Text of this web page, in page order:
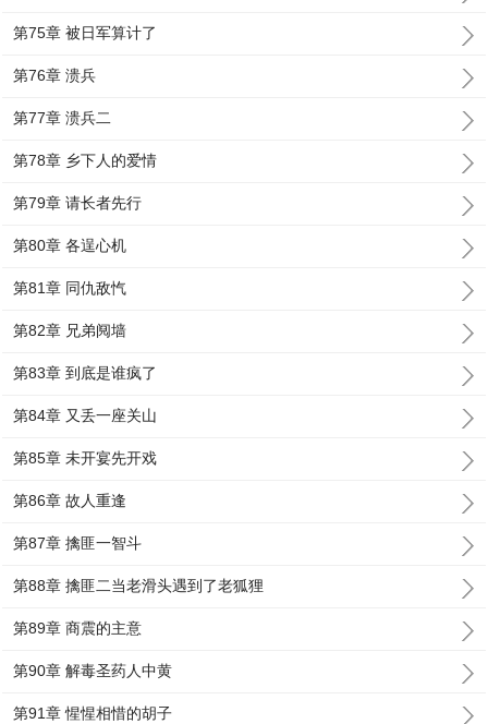
第75章 被日军算计了
第76章 溃兵
第77章 溃兵二
第78章 乡下人的爱情
第79章 请长者先行
第80章 各逞心机
第81章 同仇敌忾
第82章 兄弟阋墙
第83章 到底是谁疯了
第84章 又丢一座关山
第85章 未开宴先开戏
第86章 故人重逢
第87章 擒匪一智斗
第88章 擒匪二当老滑头遇到了老狐狸
第89章 商震的主意
第90章 解毒圣药人中黄
第91章 惺惺相惜的胡子